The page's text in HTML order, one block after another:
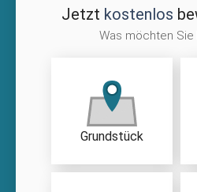
Jetzt kostenlos
Was möchten
Grundstück